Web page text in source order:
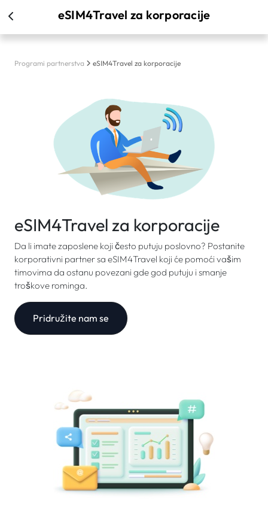
eSIM4Travel za korporacije
Programi partnerstva eSIM4Travel za korporacije
eSIM4Travel za korporacije
Da li imate zaposlene koji često putuju poslovno? Postanite
korporativni partner sa eSIM4Travel koji će pomoći vašim
timovima da ostanu povezani gde god putuju i smanje
troškove rominga.
Pridružite nam se